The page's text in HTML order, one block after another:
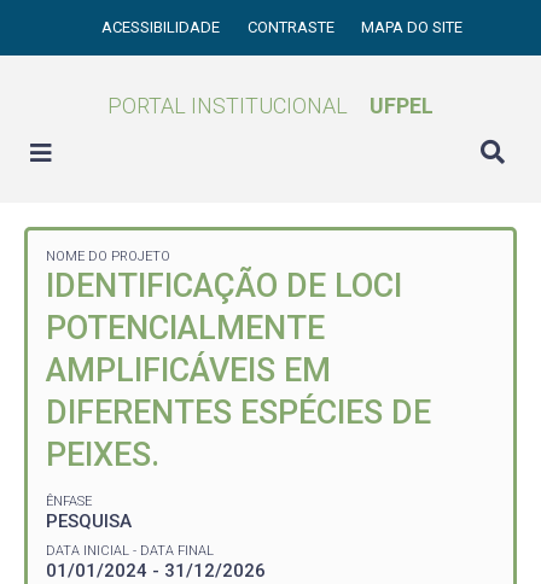
ACESSIBILIDADE CONTRASTE MAPA DO SITE
PORTAL INSTITUCIONAL UFPEL
NOME DO PROJETO
IDENTIFICAÇÃO DE LOCI
POTENCIALMENTE
AMPLIFICÁVEIS EM
DIFERENTES ESPÉCIES DE
PEIXES.
ÊNFASE
PESQUISA
DATA INICIAL - DATA FINAL
01/01/2024 - 31/12/2026